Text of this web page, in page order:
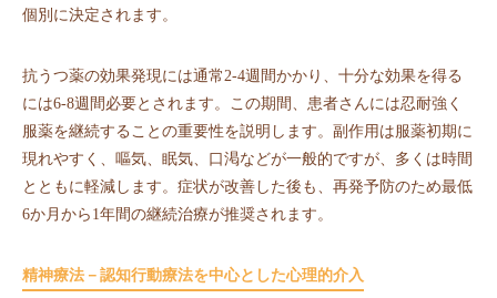
個別に決定されます。
抗うつ薬の効果発現には通常2-4週間かかり、十分な効果を得る
には6-8週間必要とされます。この期間、患者さんには忍耐強く
服薬を継続することの重要性を説明します。副作用は服薬初期に
現れやすく、嘔気、眠気、口渇などが一般的ですが、多くは時間
とともに軽減します。症状が改善した後も、再発予防のため最低
6か月から1年間の継続治療が推奨されます。
精神療法－認知行動療法を中心とした心理的介入